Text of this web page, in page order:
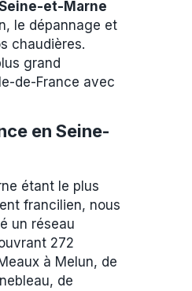
et-Marne
le dépannage et
chaudières.
grand
de-France avec
en Seine-
étant le plus
francilien, nous
un réseau
272
à Melun, de
de